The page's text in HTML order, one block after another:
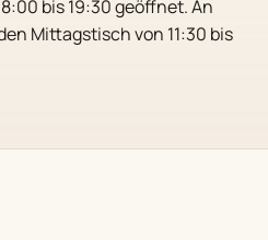
bis 19:30 geöffnet. An
Mittagstisch von 11:30 bis